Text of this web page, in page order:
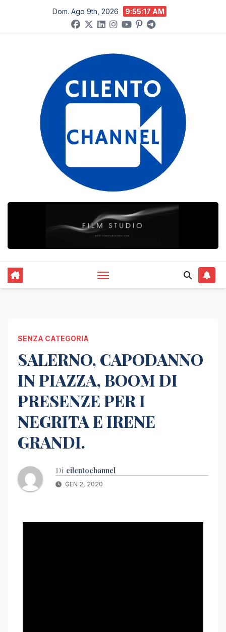
contenuto
Dom. Ago 9th, 2026 9:55:18 AM
SENZA CATEGORIA
SALERNO, CAPODANNO
IN PIAZZA, BOOM DI
PRESENZE PER I
NEGRITA E IRENE
GRANDI.
Di cilentochannel
GEN 2, 2020